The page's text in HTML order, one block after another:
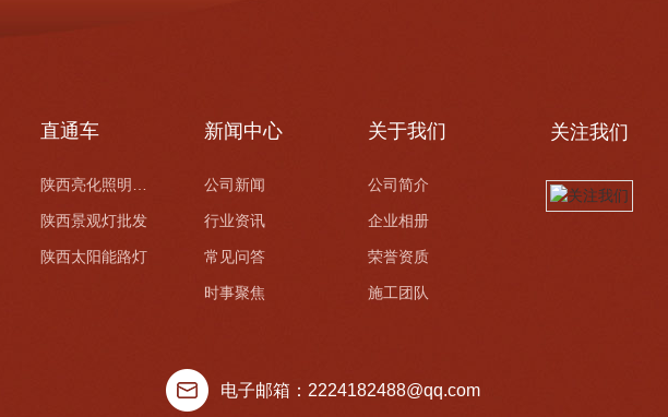
直通车
陕西亮化照明安装
陕西景观灯批发
陕西太阳能路灯
新闻中心
公司新闻
行业资讯
常见问答
时事聚焦
关于我们
公司简介
企业相册
荣誉资质
施工团队
关注我们
电子邮箱：2224182488@qq.com